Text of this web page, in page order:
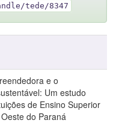
tede/8347
e o
Um estudo
de Ensino Superior
do Paraná